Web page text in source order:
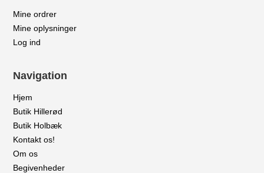
Mine ordrer
Mine oplysninger
Log ind
Navigation
Hjem
Butik Hillerød
Butik Holbæk
Kontakt os!
Om os
Begivenheder